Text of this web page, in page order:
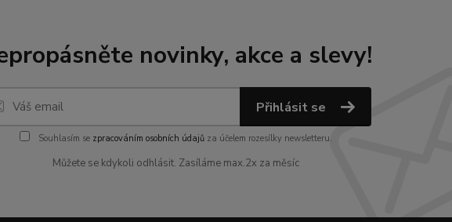
novinky, akce a slevy!
Přihlásit se
Souhlasím se zpracováním osobních údajůza účelem rozesílky newsletteru.
Můžete se kdykoli odhlásit. Zasíláme max.2x za měsíc